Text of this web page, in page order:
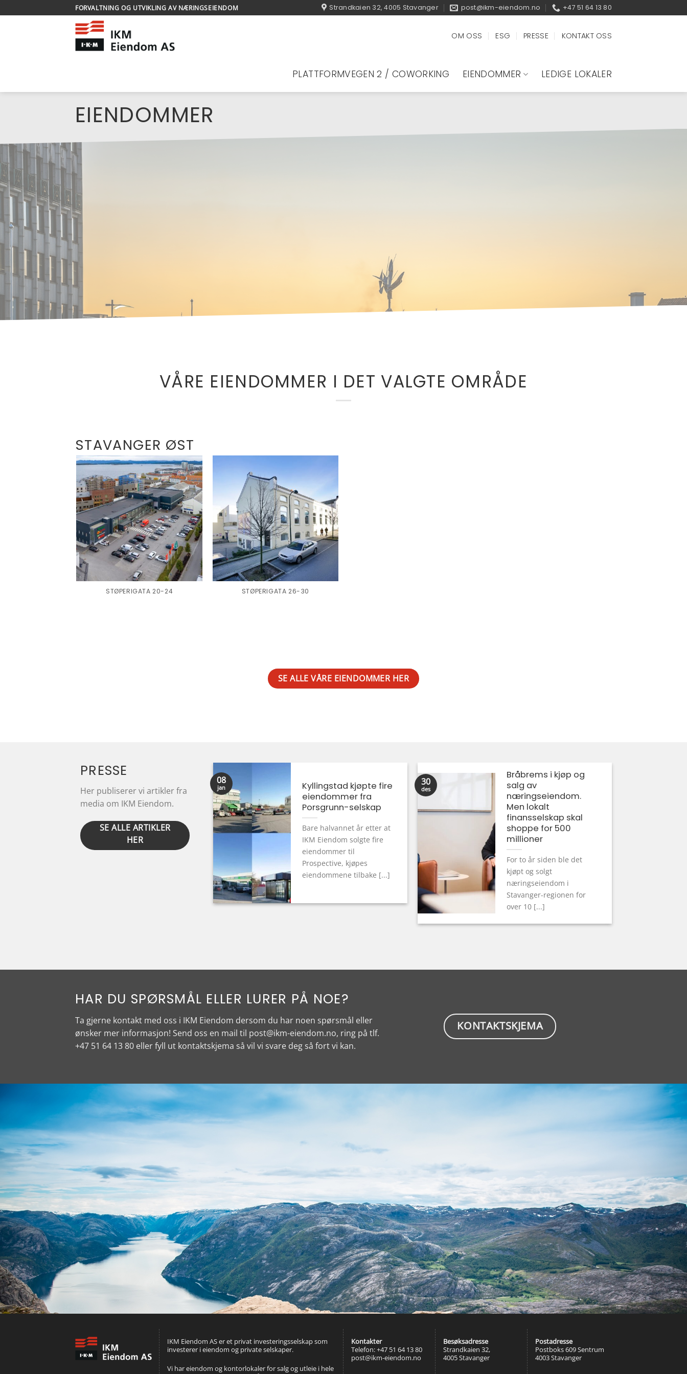
to
FORVALTNING OG UTVIKLING AV NÆRINGSEIENDOM Strandkaien 32, 4005 Stavanger post@ikm-eiendom.no +47 51 64 13 80
OM OSS ESG PRESSE KONTAKT OSS
PLATTFORMVEGEN 2 / COWORKING EIENDOMMER LEDIGE LOKALER
EIENDOMMER
VÅRE EIENDOMMER I DET VALGTE OMRÅDE
STAVANGER ØST
STØPERIGATA 20-24 STØPERIGATA 26-30
SE ALLE VÅRE EIENDOMMER HER
PRESSE
Her publiserer vi artikler fra
media om IKM Eiendom.
SE ALLE ARTIKLER
HER
Kyllingstad kjøpte fire
eiendommer fra
Porsgrunn-selskap
Bare halvannet år etter at
IKM Eiendom solgte fire
eiendommer til
Prospective, kjøpes
eiendommene tilbake [...]
08
jan
Bråbrems i kjøp og
salg av
næringseiendom.
Men lokalt
finansselskap skal
shoppe for 500
millioner
For to år siden ble det
kjøpt og solgt
næringseiendom i
Stavanger-regionen for
over 10 [...]
30
des
Butikkjede vil etablere
stort utsal på Lura
Grossistkjeda Storcash
treng meir plass, og
planlegg å flytte frå lokala
HAR DU SPØRSMÅL ELLER LURER PÅ NOE?
Ta gjerne kontakt med oss i IKM Eiendom dersom du har noen spørsmål eller
ønsker mer informasjon! Send oss en mail til post@ikm-eiendom.no, ring på tlf.
+47 51 64 13 80 eller fyll ut kontaktskjema så vil vi svare deg så fort vi kan.
KONTAKTSKJEMA
IKM Eiendom AS er et privat investeringsselskap som
investerer i eiendom og private selskaper.
Vi har eiendom og kontorlokaler for salg og utleie i hele
Kontakter
Telefon: +47 51 64 13 80
post@ikm-eiendom.no
Besøksadresse
Strandkaien 32,
4005 Stavanger
Postadresse
Postboks 609 Sentrum
4003 Stavanger